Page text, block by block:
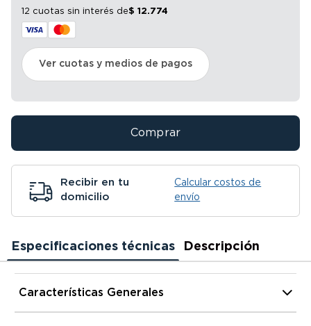
12 cuotas sin interés de$ 12.774
Ver cuotas y medios de pagos
Comprar
Recibir en tu
domicilio
Calcular costos de
envío
Especificaciones técnicas Descripción
Características Generales